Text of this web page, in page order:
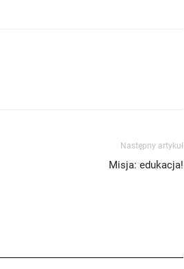
Następny artykuł
Misja: edukacja!